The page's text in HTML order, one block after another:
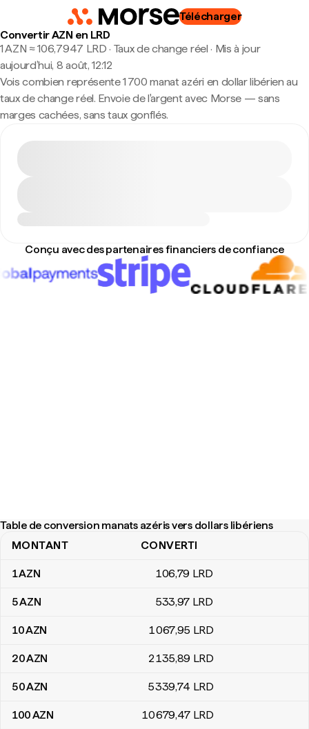
Télécharger
Convertir AZN en LRD
1 AZN ≈ 106,7947 LRD · Taux de change réel · Mis à jour
aujourd’hui, 8 août, 12:12
Vois combien représente 1 700 manat azéri en dollar libérien au
taux de change réel. Envoie de l'argent avec Morse — sans
marges cachées, sans taux gonflés.
Conçu avec des partenaires financiers de confiance
Table de conversion manats azéris vers dollars libériens
Table de conversion manats azéris vers dollars libériens
MONTANT CONVERTI
1AZN 106,79 LRD
5AZN 533,97 LRD
10AZN 1 067,95 LRD
20AZN 2 135,89 LRD
50AZN 5 339,74 LRD
100AZN 10 679,47 LRD